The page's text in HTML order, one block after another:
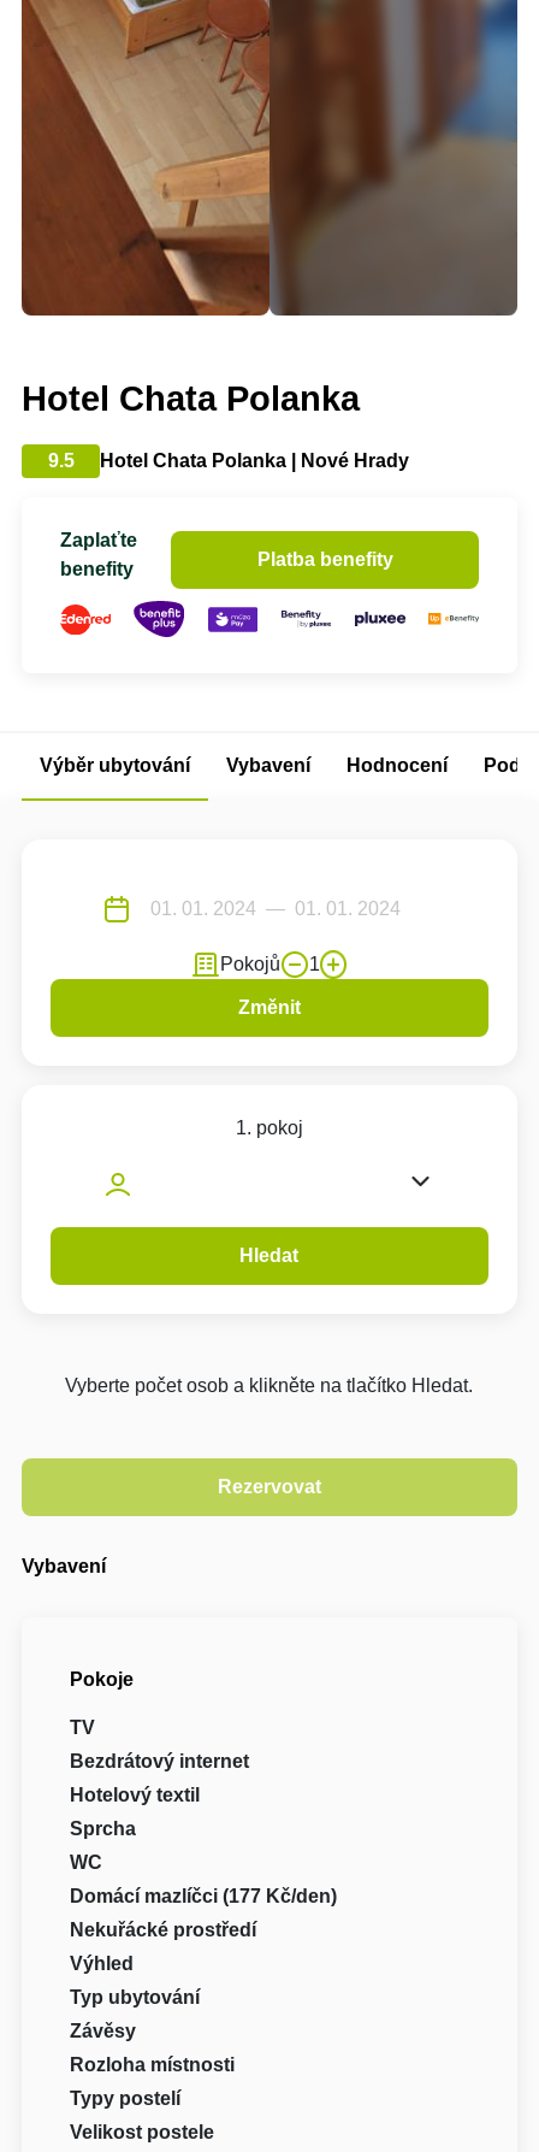
Hotel Chata Polanka
9.5 Hotel Chata Polanka | Nové Hrady
Zaplaťte
benefity
Platba benefity
Výběr ubytování Vybavení Hodnocení
Pokojů 1
Změnit
1. pokoj
Hledat
Vyberte počet osob a klikněte na tlačítko Hledat.
Vybavení
Pokoje
TV
Bezdrátový internet
Hotelový textil
Sprcha
WC
Domácí mazlíčci (177 Kč/den)
Nekuřácké prostředí
Výhled
Typ ubytování
Závěsy
Rozloha místnosti
Typy postelí
Velikost postele